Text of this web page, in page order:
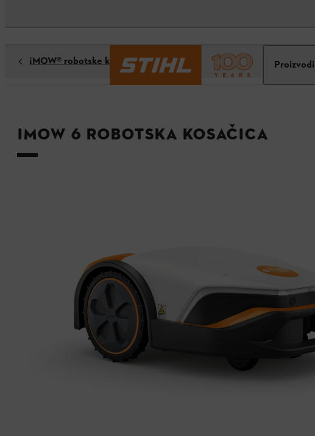
Proizvodi
¡MOW® robotske kosačice
iMOW 6 robotska kosačica